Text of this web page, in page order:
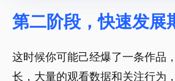
第二阶段，快速发展
这时候你可能己经爆了一条作品
长，大量的观看数据和关注行为